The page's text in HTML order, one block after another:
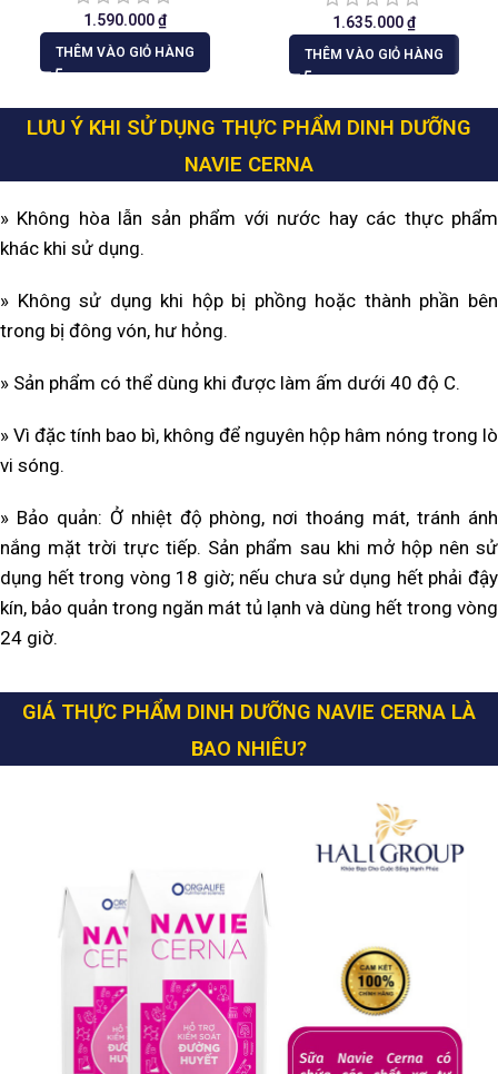
1.590.000₫
THÊM VÀO GIỎ HÀNG
1.635.000₫
THÊM VÀO GIỎ HÀNG
LƯU Ý KHI SỬ DỤNG THỰC PHẨM DINH DƯỠNG
NAVIE CERNA
» Không hòa lẫn sản phẩm với nước hay các thực phẩm
khác khi sử dụng.
» Không sử dụng khi hộp bị phồng hoặc thành phần bên
trong bị đông vón, hư hỏng.
» Sản phẩm có thể dùng khi được làm ấm dưới 40 độ C.
» Vì đặc tính bao bì, không để nguyên hộp hâm nóng trong lò
vi sóng.
» Bảo quản: Ở nhiệt độ phòng, nơi thoáng mát, tránh ánh
nắng mặt trời trực tiếp. Sản phẩm sau khi mở hộp nên sử
dụng hết trong vòng 18 giờ; nếu chưa sử dụng hết phải đậy
kín, bảo quản trong ngăn mát tủ lạnh và dùng hết trong vòng
24 giờ.
GIÁ THỰC PHẨM DINH DƯỠNG NAVIE CERNA LÀ
BAO NHIÊU?